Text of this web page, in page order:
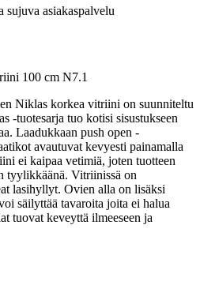
asiakaspalvelu
100 cm N7.1
Niklas korkea vitriini on suunniteltu
-tuotesarja tuo kotisi sisustukseen
Laadukkaan push open -
avautuvat kevyesti painamalla
ei kaipaa vetimiä, joten tuotteen
tyylikkäänä. Vitriinissä on
lasihyllyt. Ovien alla on lisäksi
säilyttää tavaroita joita ei halua
tuovat keveyttä ilmeeseen ja